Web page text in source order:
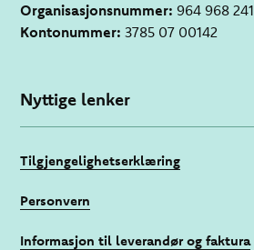
Organisasjonsnummer: 964 968 241
Kontonummer: 3785 07 00142
Nyttige lenker
Tilgjengelighetserklæring
Personvern
Informasjon til leverandør og faktura